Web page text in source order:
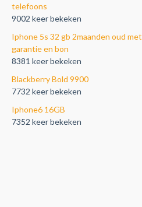
telefoons
9002 keer bekeken
Iphone 5s 32 gb 2maanden oud met
garantie en bon
8381 keer bekeken
Blackberry Bold 9900
7732 keer bekeken
Iphone6 16GB
7352 keer bekeken